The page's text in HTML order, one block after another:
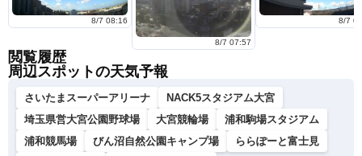
8/7 08:16
8/7 07:57
8/7
閲覧履歴
周辺スポットの天気予報
さいたまスーパーアリーナ
NACK5スタジアム大宮
埼玉県営大宮公園野球場
大宮競輪場
浦和駒場スタジアム
浦和競馬場
びん沼自然公園キャンプ場
ららぽーと富士見